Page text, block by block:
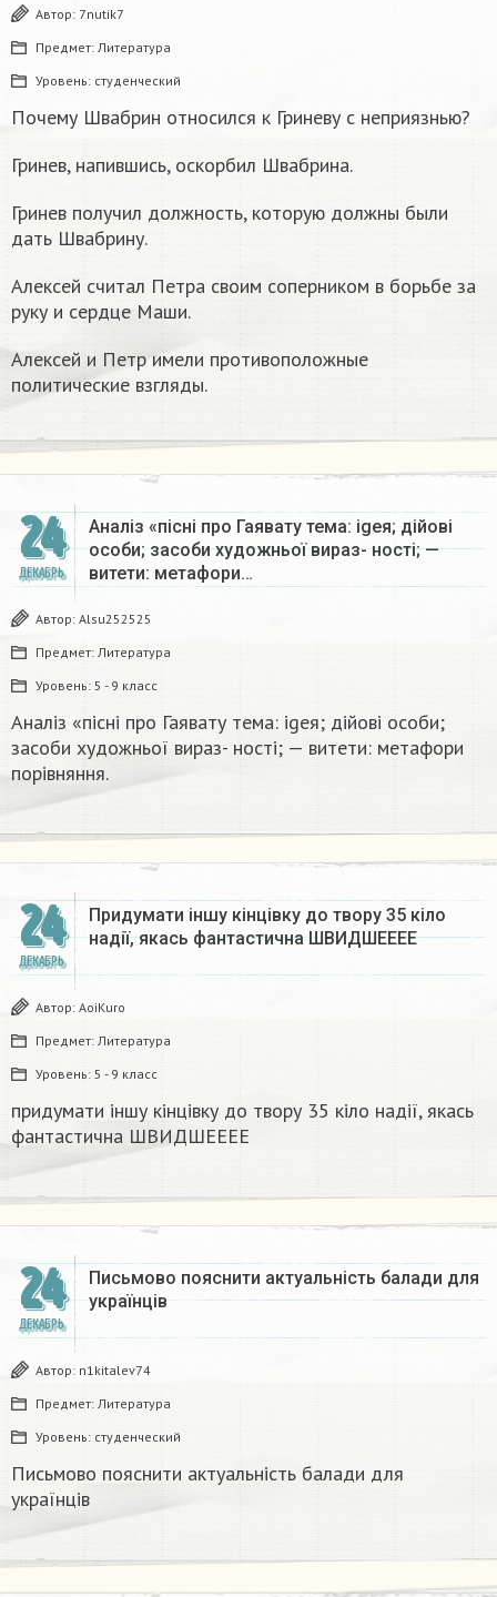
Автор: 7nutik7
Предмет: Литература
Уровень: студенческий
Почему Швабрин относился к Гриневу с неприязнью?
Гринев, напившись, оскорбил Швабрина.
Гринев получил должность, которую должны были
дать Швабрину.
Алексей считал Петра своим соперником в борьбе за
руку и сердце Маши.
Алексей и Петр имели противоположные
политические взгляды.
24
ДЕКАБРЬ
Аналіз «пісні про Гаявату тема: igeя; дійові
особи; засоби художньої вираз- ності; —
витети: метафори…
Автор: Alsu252525
Предмет: Литература
Уровень: 5 - 9 класс
Аналіз «пісні про Гаявату тема: igeя; дійові особи;
засоби художньої вираз- ності; — витети: метафори
порівняння.​
24
ДЕКАБРЬ
Придумати іншу кінцівку до твору 35 кіло
надії, якась фантастична​ ШВИДШЕЕЕЕ
Автор: AoiKuro
Предмет: Литература
Уровень: 5 - 9 класс
придумати іншу кінцівку до твору 35 кіло надії, якась
фантастична​ ШВИДШЕЕЕЕ
24
ДЕКАБРЬ
Письмово пояснити актуальність балади для
українців
Автор: n1kitalev74
Предмет: Литература
Уровень: студенческий
Письмово пояснити актуальність балади для
українців